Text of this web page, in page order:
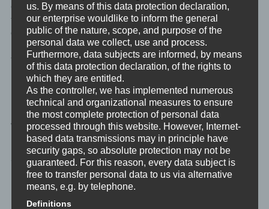
erkennen und ihr zu
folgen. Dieser Weg der Entwicklung und des Wachstums wird
das eine oder andere Mal aus der Komfortzone hinausführen.
Und jeder hat ein Recht darauf dies begleitet und unterstützt zu
tun.
Und für genau dieses Recht zur Selbstbestimmung und zur
Eigenverantwortung stehe ich ein. Jeder darf frei seine eigenen
Möglichkeiten zu persönlicher Entwicklung und spirituellem
Wachstum wahrnehmen.
An wen Christoph sich richtet …
Persönliche
Entwicklung ist die
us. By means of this data protection declaration,
our enterprise wouldlike to inform the general
public of the nature, scope, and purpose of the
personal data we collect, use and process.
Furthermore, data subjects are informed, by means
of this data protection declaration, of the rights to
which they are entitled.
As the controller, we has implemented numerous
technical and organizational measures to ensure
the most complete protection of personal data
processed through this website. However, Internet-
based data transmissions may in principle have
security gaps, so absolute protection may not be
guaranteed. For this reason, every data subject is
free to transfer personal data to us via alternative
means, e.g. by telephone.
Definitions